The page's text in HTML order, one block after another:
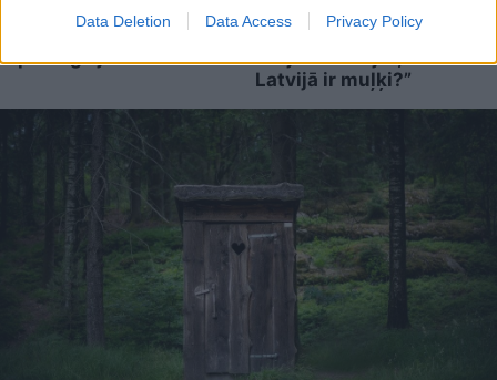
Data Deletion Data Access Privacy Policy
Putina iespējamo
pieaugs jau šoruden
“Skaidrs, ka tas ir
sarunāts “veikals”! Bet
vai jūs domājat, ka visi
Latvijā ir muļķi?”